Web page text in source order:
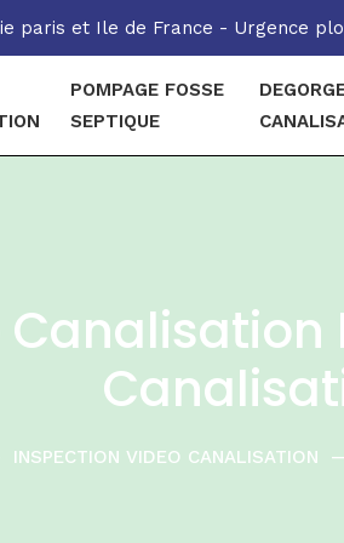
paris et Ile de France - Urgence
POMPAGE FOSSE
SEPTIQUE
INSPECTION VIDEO CANALISATION